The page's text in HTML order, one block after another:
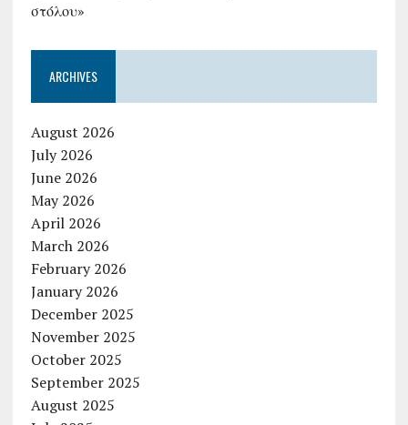
στόλου»
ARCHIVES
August 2026
July 2026
June 2026
May 2026
April 2026
March 2026
February 2026
January 2026
December 2025
November 2025
October 2025
September 2025
August 2025